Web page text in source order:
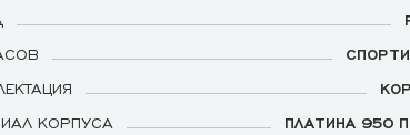
КОРПУСА
ПЛАТИНА 950